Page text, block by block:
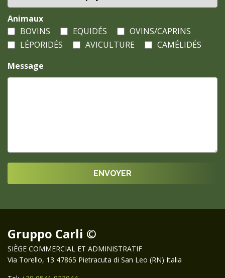
Animaux
BOVINS
EQUIDÉS
OVINS/CAPRINS
LÉPORIDÉS
AVICULTURE
CAMÉLIDÉS
Message
Gruppo Carli ©
SIÈGE COMMERCIAL ET ADMINISTRATIF
Via Torello, 13 47865 Pietracuta di San Leo (RN) Italia